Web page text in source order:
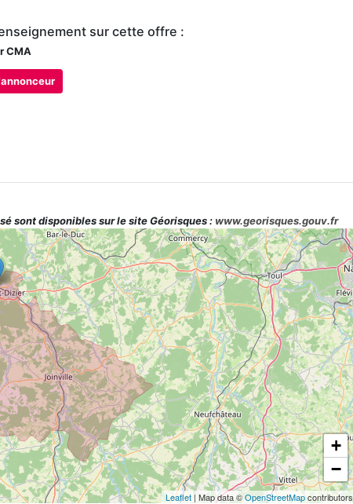
sur cette offre :
CMA
sont disponibles sur le site Géorisques : www.georisques.gouv.fr
+
−
Leaflet | Map data ©OpenStreetMapcontributors